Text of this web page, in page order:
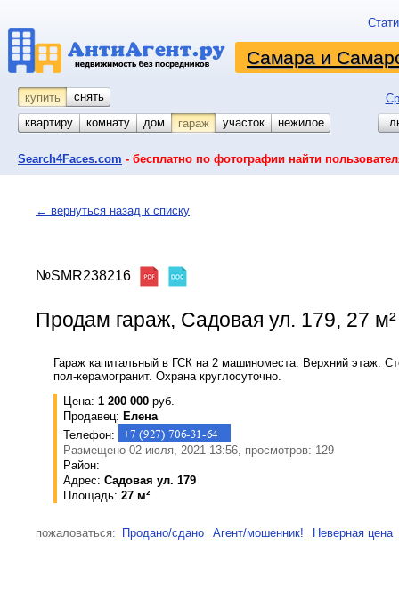
Самара и
купить снять
квартиру
комнату койко-место
дом гараж участок нежилое
Search4Faces.com - бесплатно по фотографии найти
← вернуться назад к списку
№SMR238216
Продам гараж, Садовая ул. 179, 27 м²
Гараж капитальный в ГСК на 2 машиноместа. Верхний этаж.
пол-керамогранит. Охрана круглосуточно.
Цена: 1 200 000 руб.
Продавец: Елена
Телефон:
Размещено 02 июля, 2021 13:56, просмотров: 129
Район:
Адрес: Садовая ул. 179
Площадь: 27 м²
пожаловаться: Продано/сдано Агент/мошенник! Неверная цена